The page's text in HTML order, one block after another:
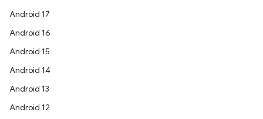
Android 17
Android 16
Android 15
Android 14
Android 13
Android 12